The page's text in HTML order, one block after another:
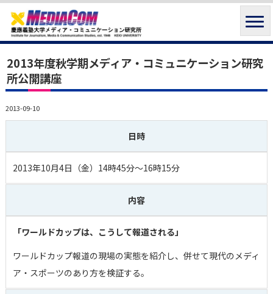
2013年度秋学期メディア・コミュニケーション研究
所公開講座
2013-09-10
日時
2013年10月4日（金）14時45分～16時15分
内容
「ワールドカップは、こうして報道される」
ワールドカップ報道の現場の実態を紹介し、併せて現代のメディ
ア・スポーツのあり方を検証する。